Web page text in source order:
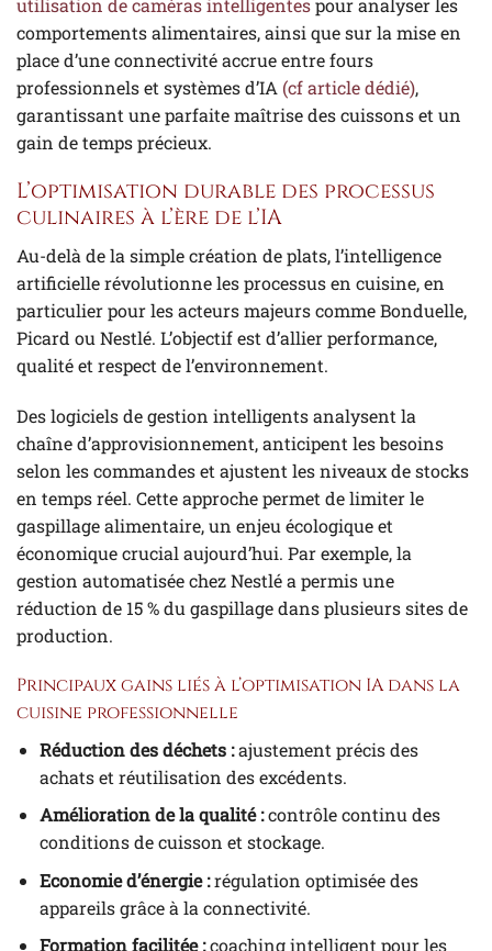
comportements alimentaires, ainsi que sur la mise en
place d’une connectivité accrue entre fours
professionnels et systèmes d’IA (cf article dédié),
garantissant une parfaite maîtrise des cuissons et un
gain de temps précieux.
L’optimisation durable des processus
culinaires à l’ère de l’IA
Au-delà de la simple création de plats, l’intelligence
artificielle révolutionne les processus en cuisine, en
particulier pour les acteurs majeurs comme Bonduelle,
Picard ou Nestlé. L’objectif est d’allier performance,
qualité et respect de l’environnement.
Des logiciels de gestion intelligents analysent la
chaîne d’approvisionnement, anticipent les besoins
selon les commandes et ajustent les niveaux de stocks
en temps réel. Cette approche permet de limiter le
gaspillage alimentaire, un enjeu écologique et
économique crucial aujourd’hui. Par exemple, la
gestion automatisée chez Nestlé a permis une
réduction de 15 % du gaspillage dans plusieurs sites de
production.
Principaux gains liés à l’optimisation IA dans la
cuisine professionnelle
Réduction des déchets :ajustement précis des
achats et réutilisation des excédents.
Amélioration de la qualité :contrôle continu des
conditions de cuisson et stockage.
Economie d’énergie :régulation optimisée des
appareils grâce à la connectivité.
Formation facilitée :coaching intelligent pour les